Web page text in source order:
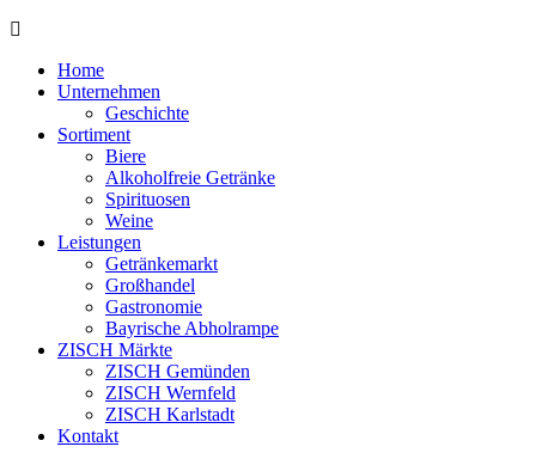
Home
Unternehmen
Geschichte
Sortiment
Biere
Alkoholfreie Getränke
Spirituosen
Weine
Leistungen
Getränkemarkt
Großhandel
Gastronomie
Bayrische Abholrampe
ZISCH Märkte
ZISCH Gemünden
ZISCH Wernfeld
ZISCH Karlstadt
Kontakt